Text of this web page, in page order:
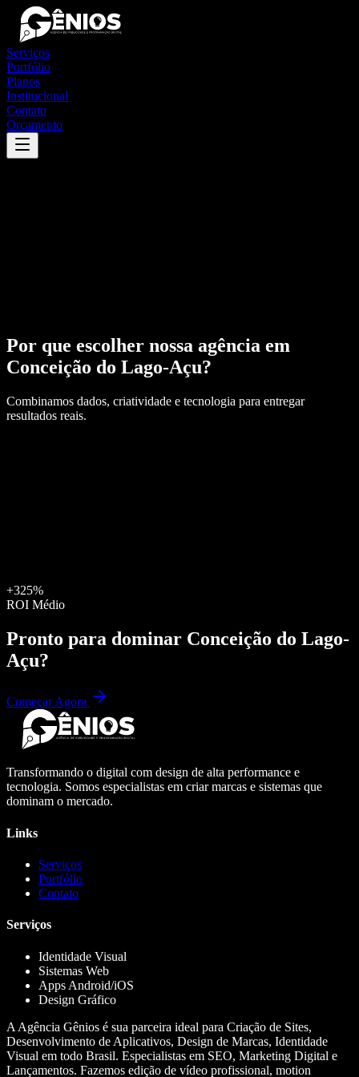
Serviços
Portfólio
Planos
Institucional
Contato
Orçamento
Por que escolher nossa agência em
Conceição do Lago-Açu?
Combinamos dados, criatividade e tecnologia para entregar
resultados reais.
+325%
ROI Médio
Pronto para dominar Conceição do Lago-
Açu?
Começar Agora
Transformando o digital com design de alta performance e
tecnologia. Somos especialistas em criar marcas e sistemas que
dominam o mercado.
Links
Serviços
Portfólio
Contato
Serviços
Identidade Visual
Sistemas Web
Apps Android/iOS
Design Gráfico
A Agência Gênios é sua parceira ideal para Criação de Sites,
Desenvolvimento de Aplicativos, Design de Marcas, Identidade
Visual em todo Brasil. Especialistas em SEO, Marketing Digital e
Lançamentos. Fazemos edição de vídeo profissional, motion